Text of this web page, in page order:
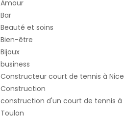
Amour
Bar
Beauté et soins
Bien-être
Bijoux
business
Constructeur court de tennis à Nice
Construction
construction d'un court de tennis à
Toulon